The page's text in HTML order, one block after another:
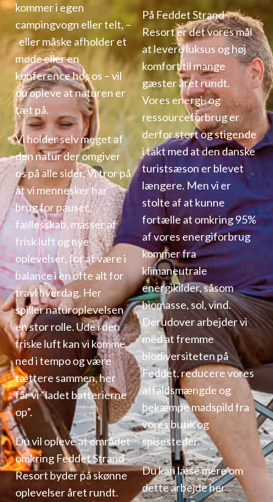
kommer i egen
campingvogn eller telt, –
eller måske afholder et
møde eller en
konference hos os – vil
du opleve at naturen er
tæt på.
Vi holder selv meget af
den natur der omgiver
os på alle sider, Vi tror på
at vi mennesker har
brug for pauser,
fællesskab, masser af
frisk luft og nye
oplevelser, for at være i
balance i en ofte alt for
travl hverdag. Her
spiller naturoplevelsen
en stor rolle. Ude i den
friske luft kan vi komme
ned i tempo og være
tættere sammen, her
får vi “ladet batterierne
op”.
Du vil opleve at området
omkring Feddet Strand
Resort byder på skønne
oplevelser året rundt.
På Feddet Strand
Resort er det vores mål
at levere luksus og høj
komfort til mange
gæster året rundt.
Vores energi- og
ressourceforbrug er
derfor stort og stigende
i takt med at den danske
turistsæson er blevet
længere. Men vi er
stolte af at kunne
fortælle at omkring 95%
af vores energiforbrug
kommer fra
klimaneutrale
energikilder, såsom
biomasse, sol, vind.
Derudover arbejder vi
med at fremme
biodiversiteten på
Feddet, reducere vores
affaldsmængde og
bekæmpe madspild fra
vores butik og
spisesteder.
Du kan læse mere om
dette arbejde her